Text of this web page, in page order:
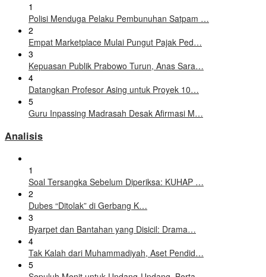
1
Polisi Menduga Pelaku Pembunuhan Satpam …
2
Empat Marketplace Mulai Pungut Pajak Ped…
3
Kepuasan Publik Prabowo Turun, Anas Sara…
4
Datangkan Profesor Asing untuk Proyek 10…
5
Guru Inpassing Madrasah Desak Afirmasi M…
Analisis
1
Soal Tersangka Sebelum Diperiksa: KUHAP …
2
Dubes “Ditolak” di Gerbang K…
3
Byarpet dan Bantahan yang Disicil: Drama…
4
Tak Kalah dari Muhammadiyah, Aset Pendid…
5